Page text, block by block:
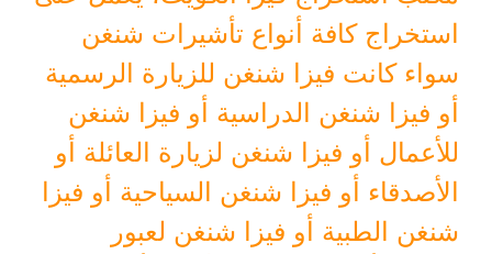
استخراج كافة أنواع تأشيرات شنغن
سواء كانت فيزا شنغن للزيارة الرسمية
أو فيزا شنغن الدراسية أو فيزا شنغن
للأعمال أو فيزا شنغن لزيارة العائلة أو
الأصدقاء أو فيزا شنغن السياحية أو فيزا
شنغن الطبية أو فيزا شنغن لعبور